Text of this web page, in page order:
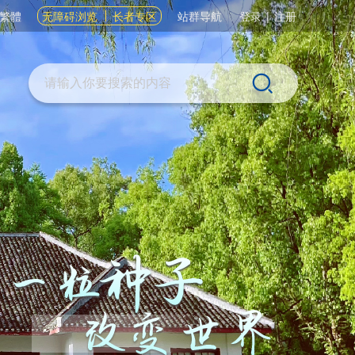
繁體 无障碍浏览 长者专区 站群导航 登录|注册